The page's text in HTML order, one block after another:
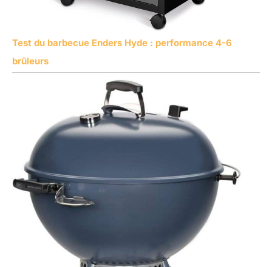
Test du barbecue Enders Hyde : performance 4-6
brûleurs